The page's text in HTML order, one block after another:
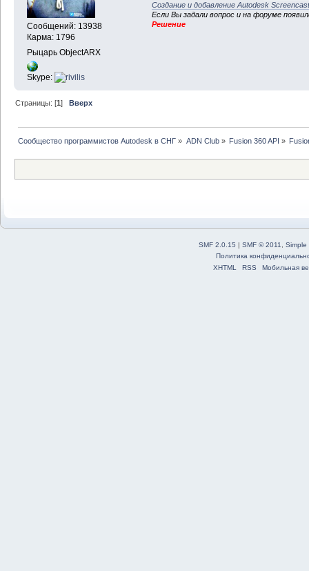
Сообщений: 13938
Карма: 1796
Рыцарь ObjectARX
Skype:
Создание и добавление Autodesk
Если Вы задали вопрос и на форуме
Решение
Страницы: [1]Вверх
Сообщество программистов Autodesk в СНГ » ADN Club» Fusion 360 API »
SMF 2.0.15 | SMF © 2011
Simple
Политика
XHTML
RSS Мобильная